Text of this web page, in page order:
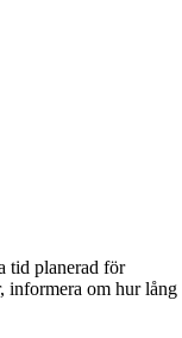
tid planerad för
informera om hur lång